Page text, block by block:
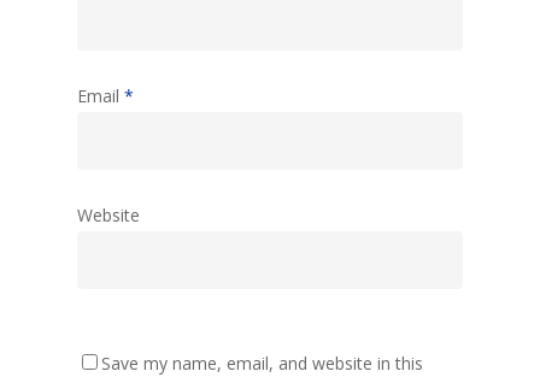
Email *
Website
Save my name, email, and website in this